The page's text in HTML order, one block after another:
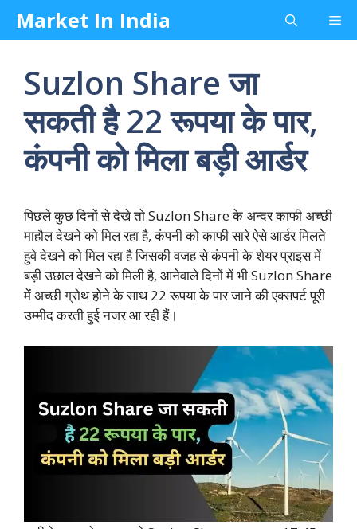
SkipMarket In India
Suzlon Share जा
सकती है 22 रूपया के पार,
कंपनी को मिला बड़ी आर्डर
पिछले कुछ दिनों से देखे तो Suzlon Share के अन्दर काफी अच्छी
माहौल देखने को मिल रहा है, कंपनी को काफी सारे ऐसे आर्डर मिलते
हुवे देखने को मिल रहा है जिसकी वजह से कंपनी के शेयर प्राइस में
बड़ी उछाल देखने को मिली है, आनेवाले दिनों में भी Suzlon Share
में अच्छी ग्रोथ होने के साथ 22 रूपया के पार जाने की एक्सपर्ट पूरी
उम्मीद करती हुई नजर आ रही हैं।